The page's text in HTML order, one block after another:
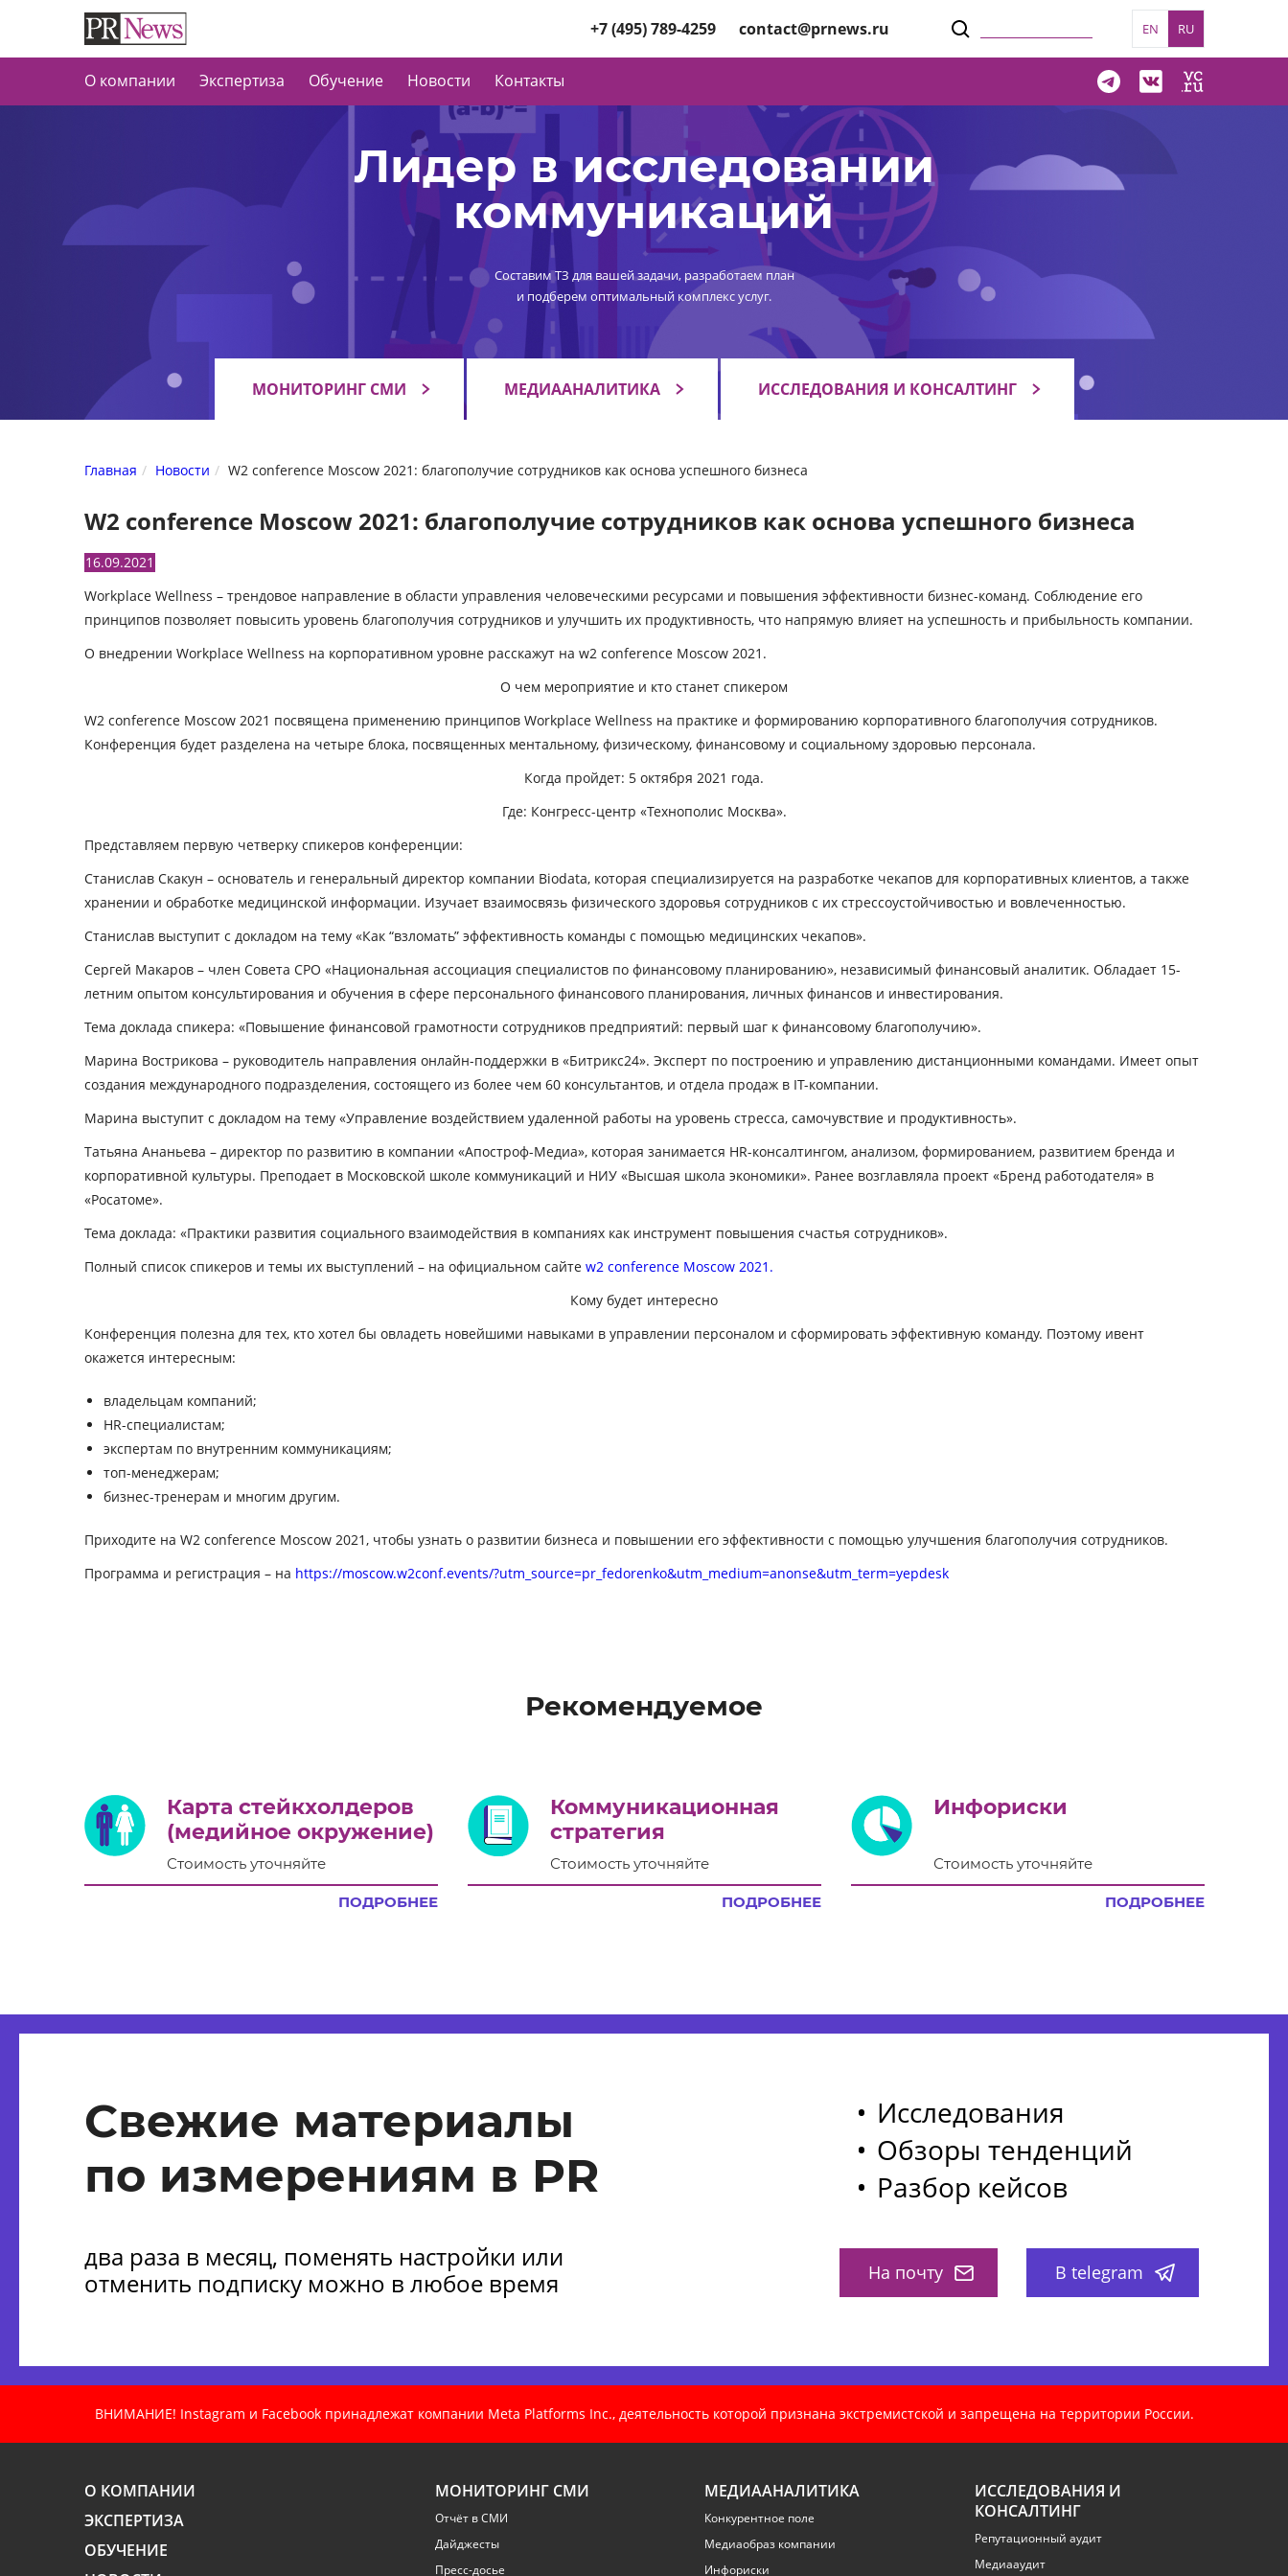
+7 (495) 789-4259 contact@prnews.ru EN RU
О компании Экспертиза Обучение Новости Контакты
Лидер в исследовании
коммуникаций
Составим ТЗ для вашей задачи, разработаем план
и подберем оптимальный комплекс услуг.
МОНИТОРИНГ СМИ МЕДИААНАЛИТИКА ИССЛЕДОВАНИЯ И КОНСАЛТИНГ
Главная Новости W2 conference Moscow 2021: благополучие сотрудников как основа успешного бизнеса
W2 conference Moscow 2021: благополучие сотрудников как основа успешного бизнеса
16.09.2021
Workplace Wellness – трендовое направление в области управления человеческими ресурсами и повышения эффективности бизнес-команд. Соблюдение его
принципов позволяет повысить уровень благополучия сотрудников и улучшить их продуктивность, что напрямую влияет на успешность и прибыльность компании.
О внедрении Workplace Wellness на корпоративном уровне расскажут на w2 conference Moscow 2021.
О чем мероприятие и кто станет спикером
W2 conference Moscow 2021 посвящена применению принципов Workplace Wellness на практике и формированию корпоративного благополучия сотрудников.
Конференция будет разделена на четыре блока, посвященных ментальному, физическому, финансовому и социальному здоровью персонала.
Когда пройдет: 5 октября 2021 года.
Где: Конгресс-центр «Технополис Москва».
Представляем первую четверку спикеров конференции:
Станислав Скакун – основатель и генеральный директор компании Biodata, которая специализируется на разработке чекапов для корпоративных клиентов, а также
хранении и обработке медицинской информации. Изучает взаимосвязь физического здоровья сотрудников с их стрессоустойчивостью и вовлеченностью.
Станислав выступит с докладом на тему «Как “взломать” эффективность команды с помощью медицинских чекапов».
Сергей Макаров– член Совета СРО «Национальная ассоциация специалистов по финансовому планированию», независимый финансовый аналитик. Обладает 15-
летним опытом консультирования и обучения в сфере персонального финансового планирования, личных финансов и инвестирования.
Тема доклада спикера: «Повышение финансовой грамотности сотрудников предприятий: первый шаг к финансовому благополучию».
Марина Вострикова – руководитель направления онлайн-поддержки в «Битрикс24». Эксперт по построению и управлению дистанционными командами. Имеет опыт
создания международного подразделения, состоящего из более чем 60 консультантов, и отдела продаж в IT-компании.
Марина выступит с докладом на тему «Управление воздействием удаленной работы на уровень стресса, самочувствие и продуктивность».
Татьяна Ананьева – директор по развитию в компании «Апостроф-Медиа», которая занимается HR-консалтингом, анализом, формированием, развитием бренда и
корпоративной культуры. Преподает в Московской школе коммуникаций и НИУ «Высшая школа экономики». Ранее возглавляла проект «Бренд работодателя» в
«Росатоме».
Тема доклада: «Практики развития социального взаимодействия в компаниях как инструмент повышения счастья сотрудников».
Полный список спикеров и темы их выступлений – на официальном сайте w2 conference Moscow 2021.
Кому будет интересно
Конференция полезна для тех, кто хотел бы овладеть новейшими навыками в управлении персоналом и сформировать эффективную команду. Поэтому ивент
окажется интересным:
владельцам компаний;
HR-специалистам;
экспертам по внутренним коммуникациям;
топ-менеджерам;
бизнес-тренерам и многим другим.
Приходите на W2 conference Moscow 2021, чтобы узнать о развитии бизнеса и повышении его эффективности с помощью улучшения благополучия сотрудников.
Программа и регистрация – на https://moscow.w2conf.events/?utm_source=pr_fedorenko&utm_medium=anonse&utm_term=yepdesk
Рекомендуемое
Карта стейкхолдеров
(медийное окружение)
Стоимость уточняйте
ПОДРОБНЕЕ
Коммуникационная
стратегия
Стоимость уточняйте
ПОДРОБНЕЕ
Инфориски
Стоимость уточняйте
ПОДРОБНЕЕ
Свежие материалы
по измерениям в PR
два раза в месяц, поменять настройки или
отменить подписку можно в любое время
Исследования
Обзоры тенденций
Разбор кейсов
На почту В telegram
ВНИМАНИЕ! Instagram и Facebook принадлежат компании Meta Platforms Inc., деятельность которой признана экстремистской и запрещена на территории России.
О КОМПАНИИ
ЭКСПЕРТИЗА
ОБУЧЕНИЕ
МОНИТОРИНГ СМИ
Отчёт в СМИ
Дайджесты
Пресс-досье
МЕДИААНАЛИТИКА
Конкурентное поле
Медиаобраз компании
Инфориски
ИССЛЕДОВАНИЯ И
КОНСАЛТИНГ
Репутационный аудит
Медиааудит